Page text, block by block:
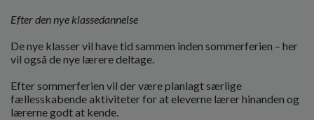
Efter den nye klassedannelse
De nye klasser vil have tid sammen inden sommerferien – her
vil også de nye lærere deltage.
Efter sommerferien vil der være planlagt særlige
fællesskabende aktiviteter for at eleverne lærer hinanden og
lærerne godt at kende.